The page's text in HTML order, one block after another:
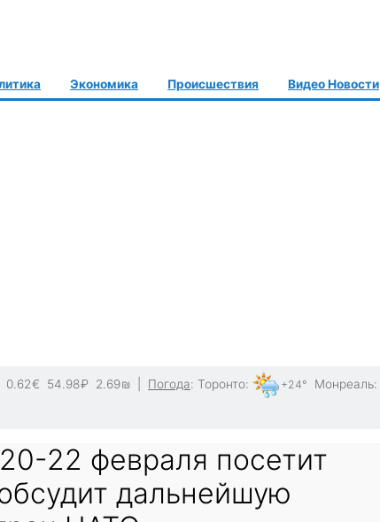
Экономика Происшествия Видео Новости
0.62€ 54.98₽ 2.69₪ Погода: Торонто: +24° Монреаль:
22 февраля посетит
дальнейшую